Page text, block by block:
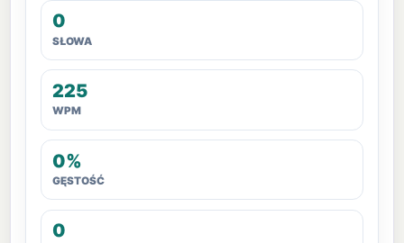
0
SŁOWA
225
WPM
0%
GĘSTOŚĆ
0